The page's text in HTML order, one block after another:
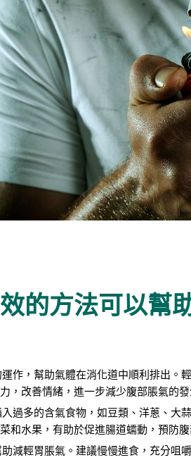
的方法可以幫
作，幫助氣體在消化道中順利排出。
，改善情緒，進一步減少腹部脹氣的發
過多的含氣食物，如豆類、洋蔥、大
和水果，有助於促進腸道蠕動，預防腹
減輕胃脹氣。建議慢慢進食，充分咀